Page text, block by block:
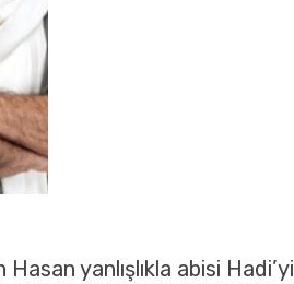
yanlışlıkla abisi Hadi’yi